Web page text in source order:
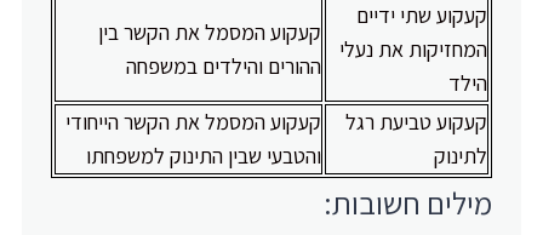
קעקוע שתי ידיים
המחזיקות את נעלי
הילד
קעקוע המסמל את הקשר בין
ההורים והילדים במשפחה
קעקוע טביעת רגל
לתינוק
קעקוע המסמל את הקשר הייחודי
והטבעי שבין התינוק למשפחתו
מילים חשובות: